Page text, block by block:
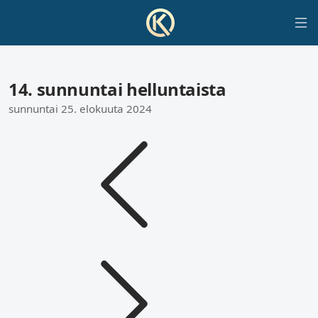
14. sunnuntai helluntaista
sunnuntai 25. elokuuta 2024